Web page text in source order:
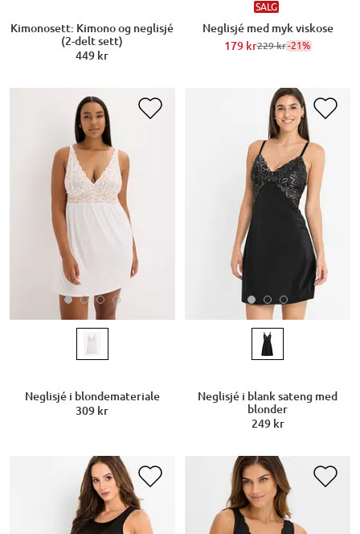
Kimonosett: Kimono og neglisjé
(2-delt sett)
449 kr
SALG
Neglisjé med myk viskose
179 kr229 kr-21%
Neglisjé i blondemateriale
309 kr
Neglisjé i blank sateng med
blonder
249 kr